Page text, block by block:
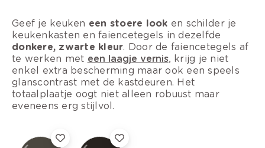
Geef je keuken een stoere look en schilder je
keukenkasten en faiencetegels in dezelfde
donkere, zwarte kleur. Door de faiencetegels af
te werken met een laagje vernis, krijg je niet
enkel extra bescherming maar ook een speels
glanscontrast met de kastdeuren. Het
totaalplaatje oogt niet alleen robuust maar
eveneens erg stijlvol.